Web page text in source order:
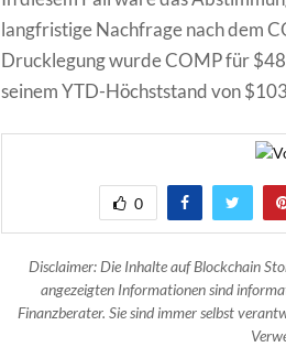
langfristige Nachfrage nach dem
Drucklegung wurde COMP für
seinem YTD-Höchststand von
0
Disclaimer: Die Inhalte auf Blockchain
angezeigten Informationen sind
Finanzberater. Sie sind immer selbst